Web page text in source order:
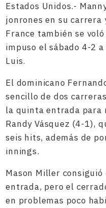
Estados Unidos.-
jonrones en su carrera
France también se
impuso el sábado 4-2
Luis.
El dominicano
sencillo de dos
la quinta entrada para
Randy Vásquez (4-1),
seis hits, además de
innings.
Mason Miller
entrada, pero el
en problemas poco